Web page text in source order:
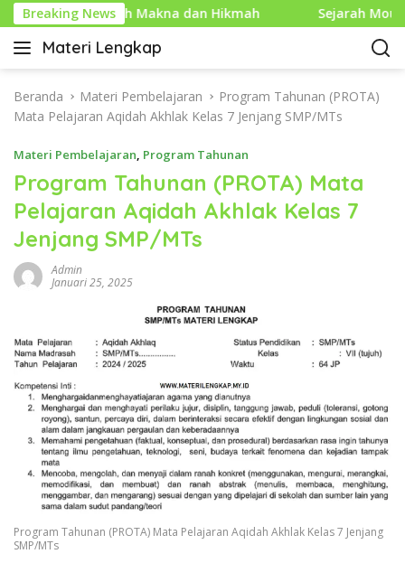
a
Breaking News
Penuh Makna dan Hikmah Sejarah Mouse
Materi Lengkap
I
f
o
e
n
d
i
d
k
e
g
k
a
p
Beranda Materi Pembelajaran
Program Tahunan (PROTA)
Mata Pelajaran Aqidah Akhlak Kelas 7 Jenjang SMP/MTs
Materi Pembelajaran, Program Tahunan
Program Tahunan (PROTA) Mata
Pelajaran Aqidah Akhlak Kelas 7
Jenjang SMP/MTs
Admin
Januari 25, 2025
Program Tahunan (PROTA) Mata Pelajaran Aqidah Akhlak Kelas 7 Jenjang
SMP/MTs